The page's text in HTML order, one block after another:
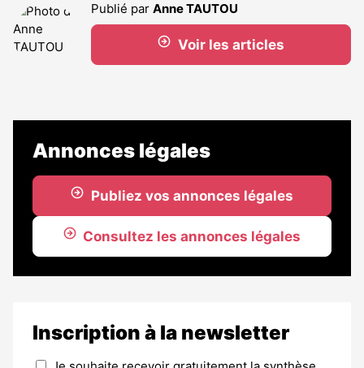
Publié par Anne TAUTOU
Voir les articles
Annonces légales
Publiez vos annonces légales
Consultez les annonces légales
Inscription à la newsletter